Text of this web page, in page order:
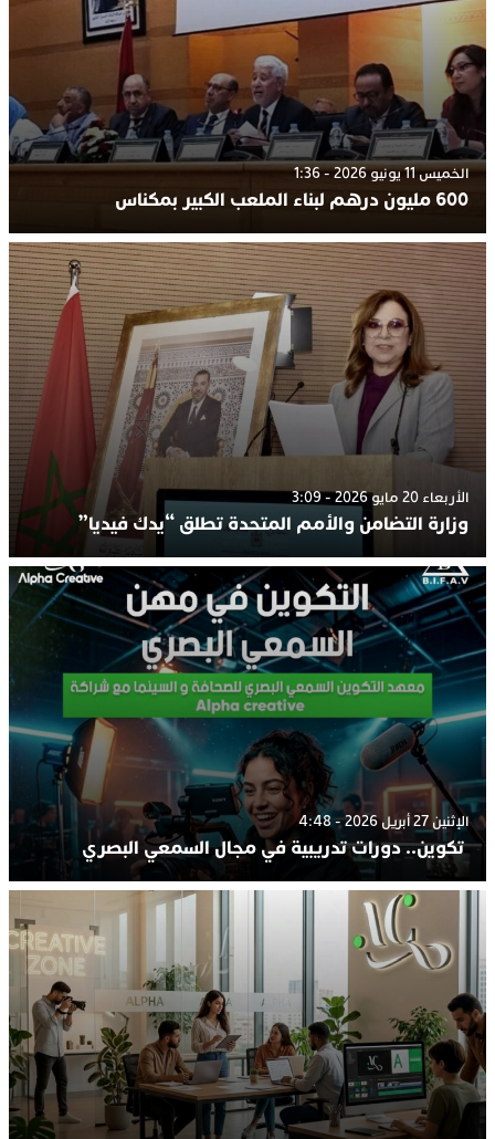
الخميس 11 يونيو 2026 - 1:36
600 مليون درهم لبناء الملعب الكبير بمكناس
الأربعاء 20 مايو 2026 - 3:09
وزارة التضامن والأمم المتحدة تطلق “يدك فيديا”
الإثنين 27 أبريل 2026 - 4:48
تكوين.. دورات تدريبية في مجال السمعي البصري